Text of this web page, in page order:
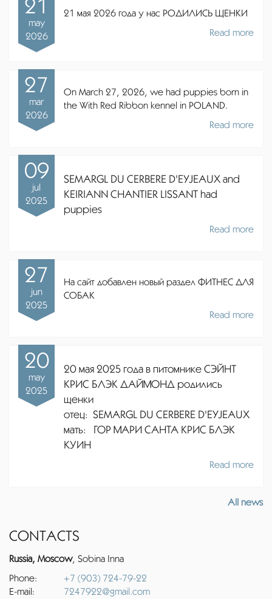
21
may
2026
21 мая 2026 года у нас РОДИЛИСЬ ЩЕНКИ
Read more
27
mar
2026
On March 27, 2026, we had puppies born in
the With Red Ribbon kennel in POLAND.
Read more
09
jul
2025
SEMARGL DU CERBERE D'EYJEAUX and
KEIRIANN CHANTIER LISSANT had
puppies
Read more
27
jun
2025
На сайт добавлен новый раздел ФИТНЕС ДЛЯ
СОБАК
Read more
20
may
2025
20 мая 2025 года в питомнике СЭЙНТ
КРИС БЛЭК ДАЙМОНД родились
щенки
отец: SEMARGL DU CERBERE D'EYJEAUX
мать: ГОР МАРИ САНТА КРИС БЛЭК
КУИН
Read more
All news
CONTACTS
Russia, Moscow, Sobina Inna
Phone:
+7 (903) 724-79-22
E-mail:
7247922@gmail.com